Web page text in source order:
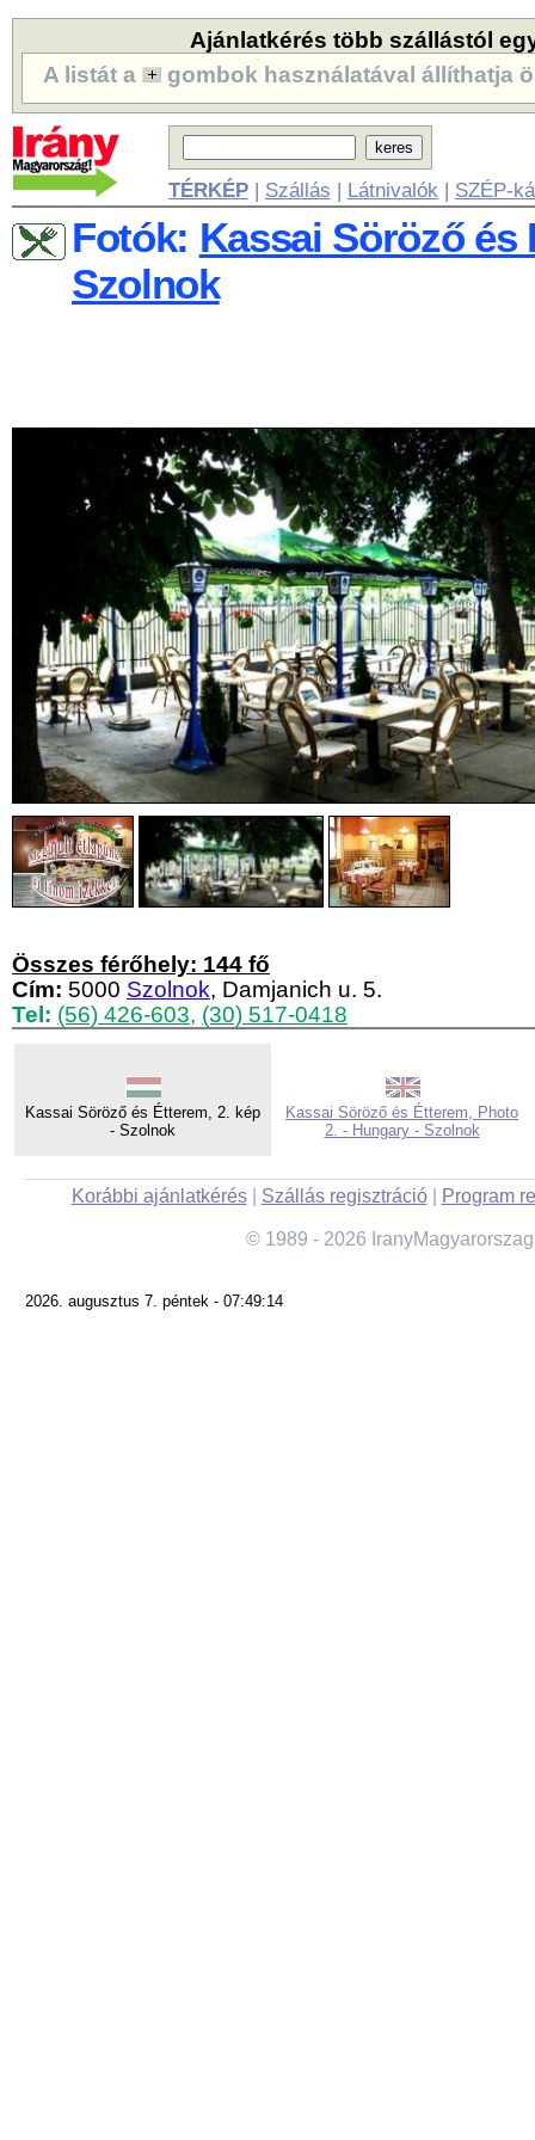
Ajánlatkérés több szállástól
A listát a
gombok használatával állíthatja
TÉRKÉP| Szállás | Látnivalók | SZÉP-
Fotók: Kassai Söröző és
Szolnok
Összes férőhely: 144 fő
Cím: 5000 Szolnok, Damjanich u. 5.
Tel: (56) 426-603, (30) 517-0418
Kassai Söröző és Étterem, 2. kép
- Szolnok
Kassai Söröző és Étterem, Photo
2. - Hungary - Szolnok
Korábbi ajánlatkérés| Szállás regisztráció| Program
© 1989 - 2026
2026. augusztus 7. péntek - 07:49:14